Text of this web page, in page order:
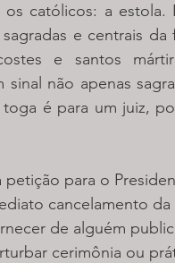
católicos: a estola.
e centrais
e santos
não apenas
é para um juiz,
para o
cancelamento
de alguém
cerimônia ou